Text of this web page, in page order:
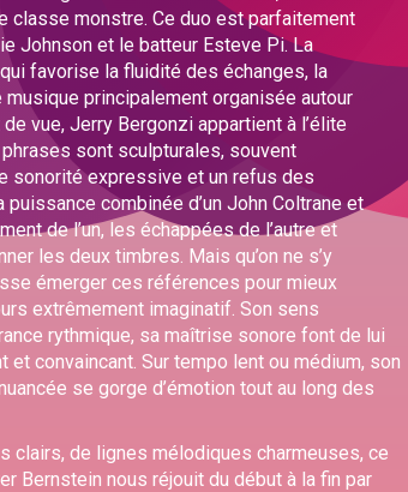
classe monstre. Ce duo est parfaitement
Johnson et le batteur Esteve Pi. La
favorise la fluidité des échanges, la
musique principalement organisée autour
vue, Jerry Bergonzi appartient à l’élite
sont sculpturales, souvent
sonorité expressive et un refus des
combinée d’un John Coltrane et
de l’un, les échappées de l’autre et
les deux timbres. Mais qu’on ne s’y
émerger ces références pour mieux
extrêmement imaginatif. Son sens
rythmique, sa maîtrise sonore font de lui
et convaincant. Sur tempo lent ou médium, son
se gorge d’émotion tout au long des
clairs, de lignes mélodiques charmeuses, ce
Bernstein nous réjouit du début à la fin par